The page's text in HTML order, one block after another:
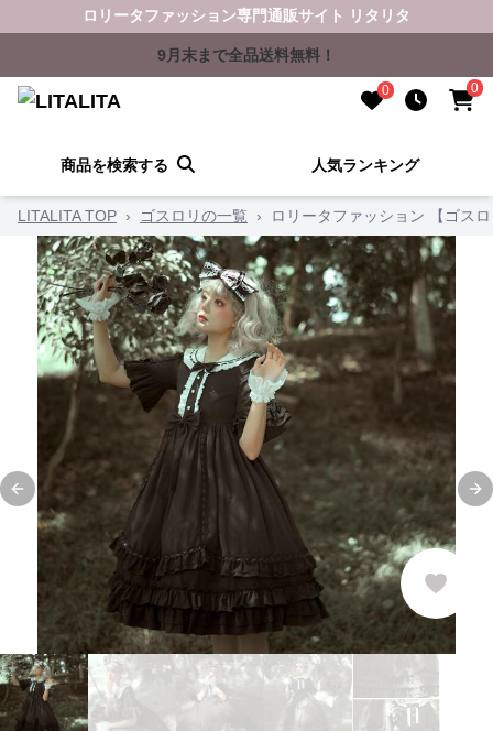
ロリータファッション専門通販サイト リタリタ
9月末まで全品送料無料！
0 0
商品を検索する 人気ランキング
LITALITA TOP › ゴスロリの一覧 › ロリータファッション 【ゴス
Previous slide